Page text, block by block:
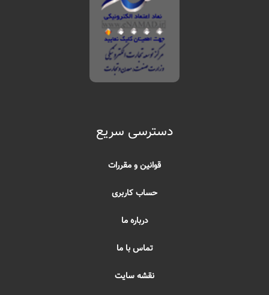
دسترسی سریع
قوانین و مقررات
حساب کاربری
درباره ما
تماس با ما
نقشه سایت